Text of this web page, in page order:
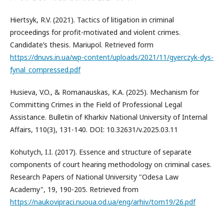
Hiertsyk, R.V. (2021). Tactics of litigation in criminal
proceedings for profit-motivated and violent crimes.
Candidate’s thesis. Mariupol. Retrieved form
https://dnuvs.in.ua/wp-content/uploads/2021/11/gyerczyk-dys-
fynal_compressed.pdf
Husieva, V.O., & Romanauskas, K.A. (2025). Mechanism for
Committing Crimes in the Field of Professional Legal
Assistance. Bulletin of Kharkiv National University of Internal
Affairs, 110(3), 131-140. DOI: 10.32631/v.2025.03.11
Kohutych, I.I. (2017). Essence and structure of separate
components of court hearing methodology on criminal cases.
Research Papers of National University "Odesa Law
Academy", 19, 190-205. Retrieved from
https://naukovipraci.nuoua.od.ua/eng/arhiv/tom19/26.pdf